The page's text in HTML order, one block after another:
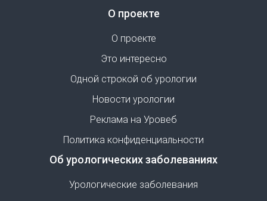
О проекте
О проекте
Это интересно
Одной строкой об урологии
Новости урологии
Реклама на Уровеб
Политика конфиденциальности
Об урологических заболеваниях
Урологические заболевания